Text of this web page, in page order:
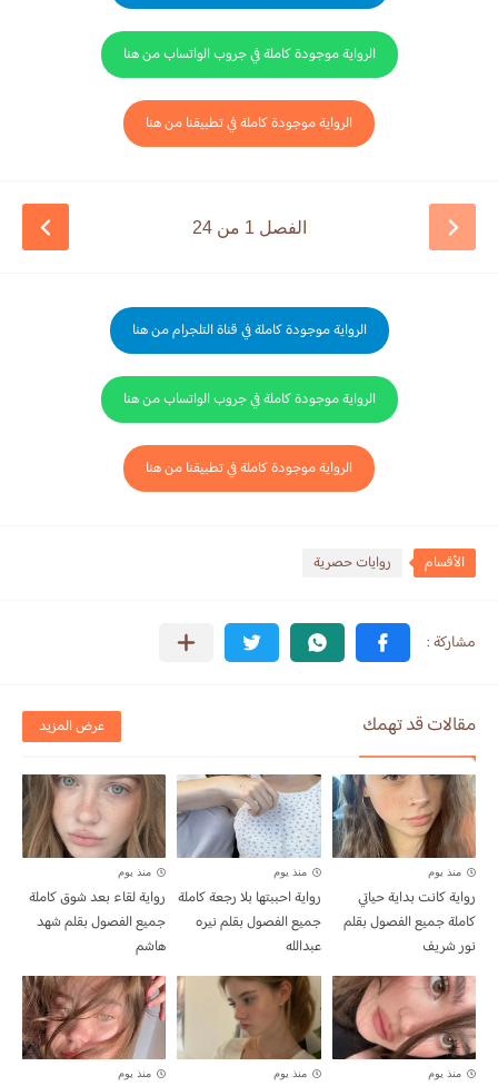
الرواية موجودة كاملة في جروب الواتساب من هنا
الرواية موجودة كاملة في تطبيقنا من هنا
الفصل 1 من 24
الرواية موجودة كاملة في قناة التلجرام من هنا
الرواية موجودة كاملة في جروب الواتساب من هنا
الرواية موجودة كاملة في تطبيقنا من هنا
الأقسام روايات حصرية
مقالات قد تهمك عرض المزيد
منذ يوم
رواية كانت بداية حياتي
كاملة جميع الفصول بقلم
نور شريف
منذ يوم
رواية احببتها بلا رجعة كاملة
جميع الفصول بقلم نيره
عبدالله
منذ يوم
رواية لقاء بعد شوق كاملة
جميع الفصول بقلم شهد
هاشم
منذ يوم منذ يوم منذ يوم